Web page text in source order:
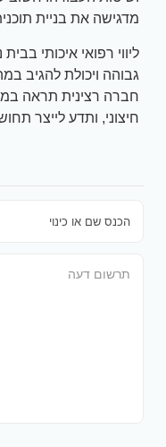
מדגישה את בניית
ליווי רפואי איכותי
גבוהה ויכולת להגיב
חברה רצינית תראה
חיצוני, ותדע לייצר